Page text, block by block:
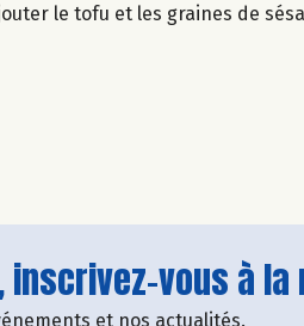
le tofu et les graines de
inscrivez-vous à
et nos actualités.